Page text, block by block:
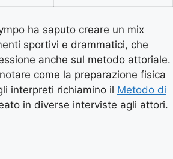
ha saputo creare un mix
sportivi e drammatici, che
anche sul metodo attoriale.
come la preparazione fisica
interpreti richiamino il Metodo di
in diverse interviste agli attori.